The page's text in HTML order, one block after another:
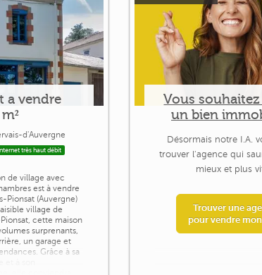
a vendre
d'Auvergne
Internet très haut débit
de village avec
est à vendre
Pionsat (Auvergne)
village de
cette maison
surprenants,
un garage et
Grâce à sa
Vous
un bien
Désormais notre I.A.
trouver l'agence qui
mieux et plus
Trouver une
pour vendre